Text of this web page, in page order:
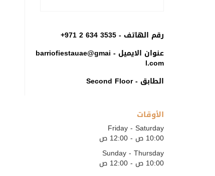
رقم الهاتف -+971 2 634 3535
عنوان الايميل - barriofiestauae@gmai
l.com
الطابق - Second Floor
الأوقات
Friday - Saturday
10:00 ص - 12:00 ص
Sunday - Thursday
10:00 ص - 12:00 ص